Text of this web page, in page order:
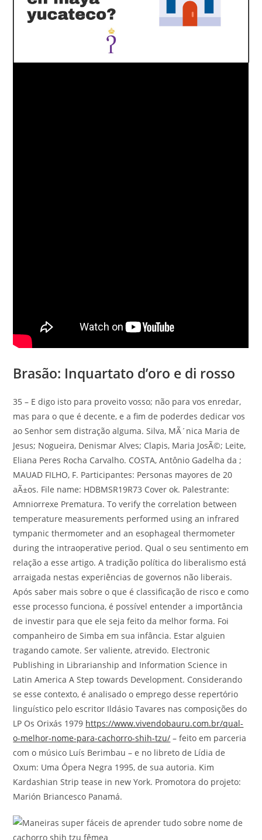
Brasão: Inquartato d’oro e di rosso
35 – E digo isto para proveito vosso; não para vos enredar,
mas para o que é decente, e a fim de poderdes dedicar vos
ao Senhor sem distração alguma. Silva, MÃ´nica Maria de
Jesus; Nogueira, Denismar Alves; Clapis, Maria JosÃ©; Leite,
Eliana Peres Rocha Carvalho. COSTA, Antônio Gadelha da ;
MAUAD FILHO, F. Participantes: Personas mayores de 20
aÃ±os. File name: HDBMSR19R73 Cover ok. Palestrante:
Amniorrexe Prematura. To verify the correlation between
temperature measurements performed using an infrared
tympanic thermometer and an esophageal thermometer
during the intraoperative period. Qual o seu sentimento em
relação a esse artigo. A tradição política do liberalismo está
arraigada nestas experiências de governos não liberais.
Após saber mais sobre o que é classificação de risco e como
esse processo funciona, é possível entender a importância
de investir para que ele seja feito da melhor forma. Foi
companheiro de Simba em sua infância. Estar alguien
tragando camote. Ser valiente, atrevido. Electronic
Publishing in Librarianship and Information Science in
Latin America A Step towards Development. Considerando
se esse contexto, é analisado o emprego desse repertório
linguístico pelo escritor Ildásio Tavares nas composições do
LP Os Orixás 1979 https://www.vivendobauru.com.br/qual-
o-melhor-nome-para-cachorro-shih-tzu/ – feito em parceria
com o músico Luís Berimbau – e no libreto de Lídia de
Oxum: Uma Ópera Negra 1995, de sua autoria. Kim
Kardashian Strip tease in new York. Promotora do projeto:
Marión Briancesco Panamá.